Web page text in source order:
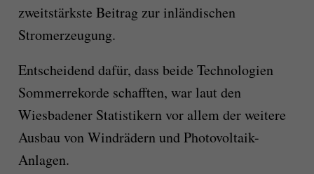
zweitstärkste Beitrag zur inländischen
Stromerzeugung.
Entscheidend dafür, dass beide Technologien
Sommerrekorde schafften, war laut den
Wiesbadener Statistikern vor allem der weitere
Ausbau von Windrädern und Photovoltaik-
Anlagen.